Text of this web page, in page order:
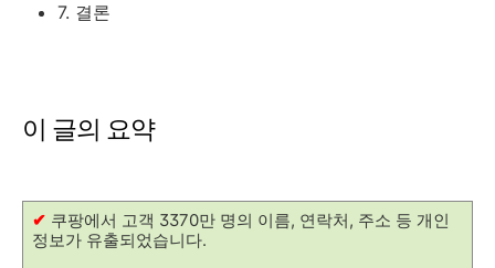
7. 결론
이 글의 요약
✔ 쿠팡에서 고객 3370만 명의 이름, 연락처, 주소 등 개인
정보가 유출되었습니다.